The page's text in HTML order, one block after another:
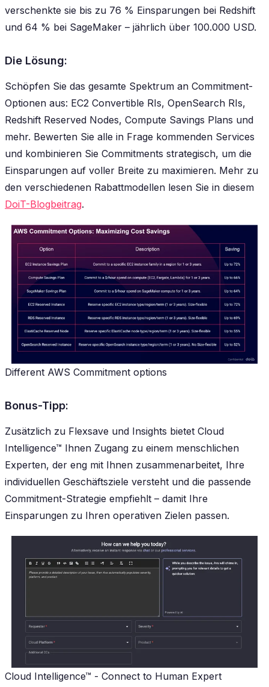
verschenkte sie bis zu 76 % Einsparungen bei Redshift
und 64 % bei SageMaker – jährlich über 100.000 USD.
Die Lösung:
Schöpfen Sie das gesamte Spektrum an Commitment-
Optionen aus: EC2 Convertible RIs, OpenSearch RIs,
Redshift Reserved Nodes, Compute Savings Plans und
mehr. Bewerten Sie alle in Frage kommenden Services
und kombinieren Sie Commitments strategisch, um die
Einsparungen auf voller Breite zu maximieren. Mehr zu
den verschiedenen Rabattmodellen lesen Sie in diesem
DoiT-Blogbeitrag.
Different AWS Commitment options
Bonus-Tipp:
Zusätzlich zu Flexsave und Insights bietet Cloud
Intelligence™ Ihnen Zugang zu einem menschlichen
Experten, der eng mit Ihnen zusammenarbeitet, Ihre
individuellen Geschäftsziele versteht und die passende
Commitment-Strategie empfiehlt – damit Ihre
Einsparungen zu Ihren operativen Zielen passen.
Cloud Intelligence™ - Connect to Human Expert